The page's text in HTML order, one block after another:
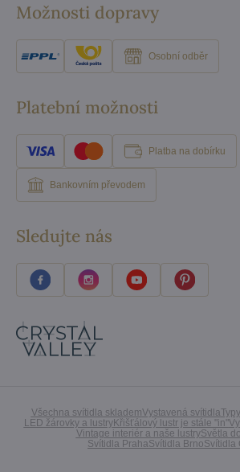
Možnosti dopravy
Osobní odběr
Platební možnosti
Platba na dobírku
Bankovním převodem
Sledujte nás
Všechna svítidla sklademVystavená svítidla
LED žárovky a lustryKřišťálový lustr je stále "in"
Vintage interiér a naše lustrySvětla
Svítidla PrahaSvítidla BrnoSvítidla